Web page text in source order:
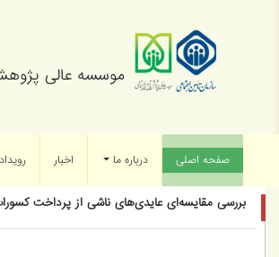
موسسه عالی
صفحه اصلی درباره ما اخبار
بررسی مقایسه‌ای عایدی‌های ناشی از پرداخت